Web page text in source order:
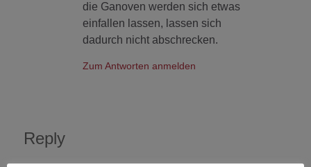
die Ganoven werden sich etwas
einfallen lassen, lassen sich
dadurch nicht abschrecken.
Zum Antworten anmelden
Reply